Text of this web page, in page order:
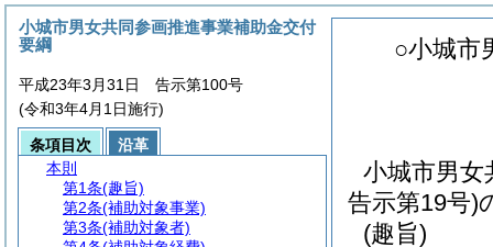
○小城市
小城市男女
告示第19号)
(趣旨)
小城市男女共同参画推進事業補助金交付
要綱
平成23年3月31日 告示第100号
(令和3年4月1日施行)
条項目次
沿革
本則
第1条(趣旨)
第2条(補助対象事業)
第3条(補助対象者)